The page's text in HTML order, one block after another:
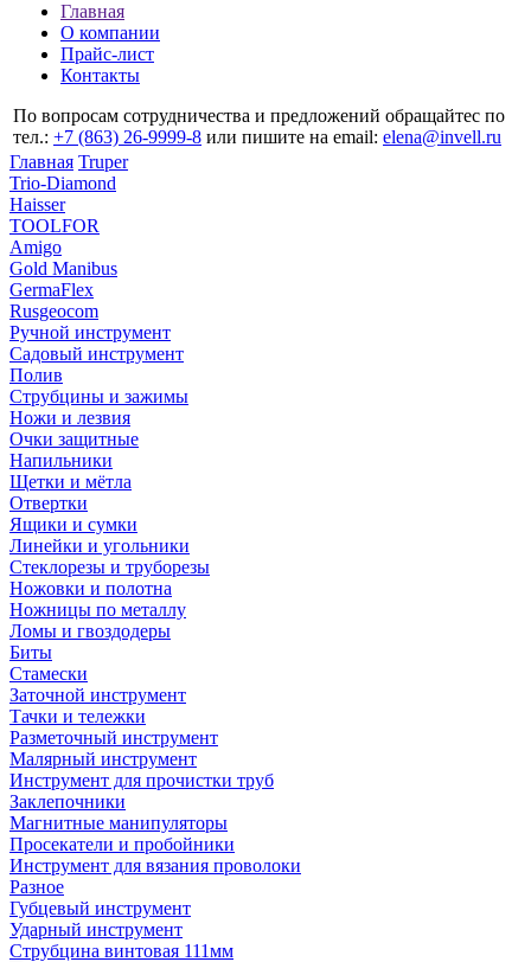
Главная
О компании
Прайс-лист
Контакты
По вопросам сотрудничества и предложений обращайтес по
тел.: +7 (863) 26‐9999‐8 или пишите на email: elena@invell.ru
Главная Truper
Trio-Diamond
Haisser
TOOLFOR
Amigo
Gold Manibus
GermaFlex
Rusgeocom
Ручной инструмент
Садовый инструмент
Полив
Струбцины и зажимы
Ножи и лезвия
Очки защитные
Напильники
Щетки и мётла
Отвертки
Ящики и сумки
Линейки и угольники
Стеклорезы и труборезы
Ножовки и полотна
Ножницы по металлу
Ломы и гвоздодеры
Биты
Стамески
Заточной инструмент
Тачки и тележки
Разметочный инструмент
Малярный инструмент
Инструмент для прочистки труб
Заклепочники
Магнитные манипуляторы
Просекатели и пробойники
Инструмент для вязания проволоки
Разное
Губцевый инструмент
Ударный инструмент
Струбцина винтовая 111мм